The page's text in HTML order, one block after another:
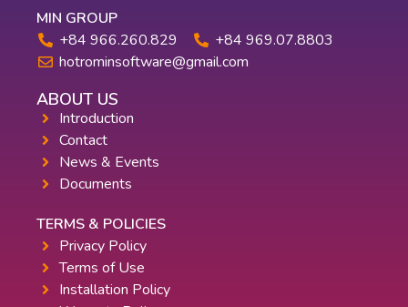
MIN GROUP
+84 966.260.829
+84 969.07.8803
hotrominsoftware@gmail.com
ABOUT US
Introduction
Contact
News & Events
Documents
TERMS & POLICIES
Privacy Policy
Terms of Use
Installation Policy